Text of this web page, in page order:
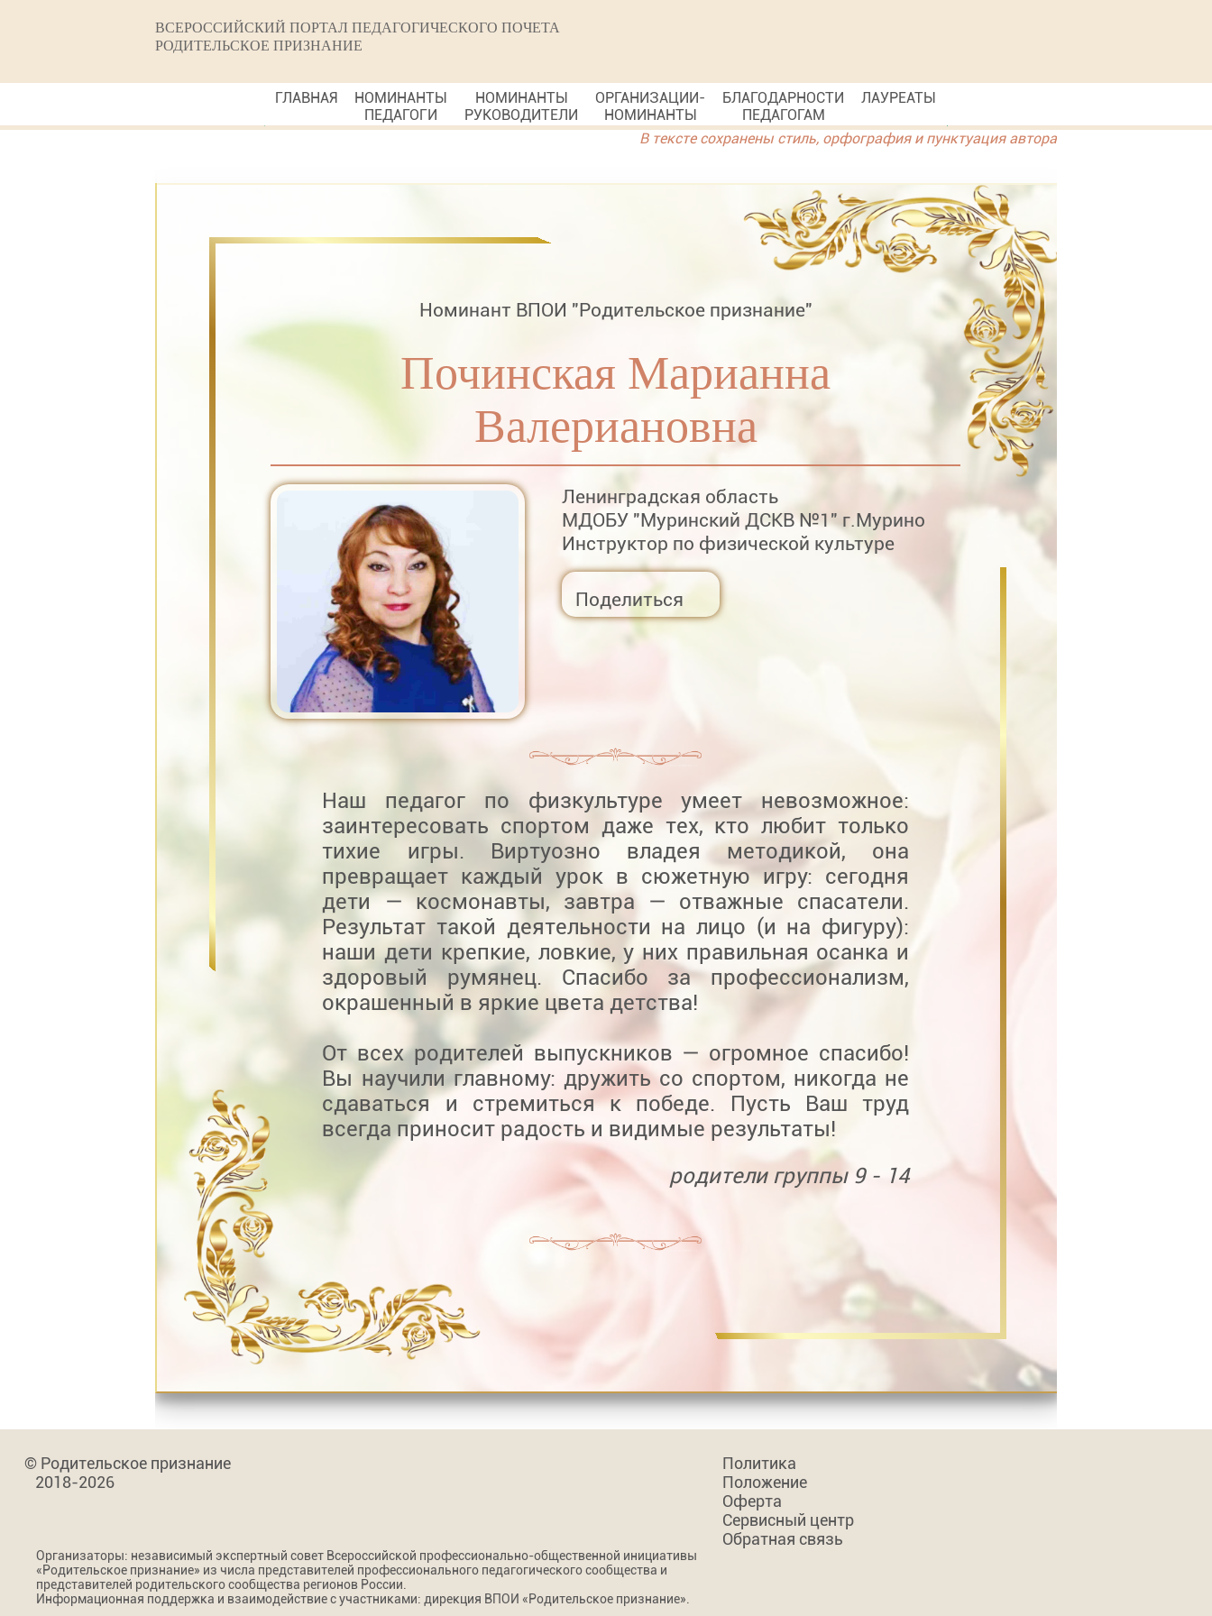
ВСЕРОССИЙСКИЙ ПОРТАЛ ПЕДАГОГИЧЕСКОГО ПОЧЕТА
РОДИТЕЛЬСКОЕ ПРИЗНАНИЕ
ГЛАВНАЯ
НОМИНАНТЫ
ПЕДАГОГИ
НОМИНАНТЫ
РУКОВОДИТЕЛИ
ОРГАНИЗАЦИИ-
НОМИНАНТЫ
БЛАГОДАРНОСТИ
ПЕДАГОГАМ
ЛАУРЕАТЫ
В тексте сохранены стиль, орфография и пунктуация автора
Номинант ВПОИ "Родительское признание"
Починская Марианна
Валериановна
Ленинградская область
МДОБУ "Муринский ДСКВ №1" г.Мурино
Инструктор по физической культуре
Поделиться
Наш педагог по физкультуре умеет невозможное:
заинтересовать спортом даже тех, кто любит только
тихие игры. Виртуозно владея методикой, она
превращает каждый урок в сюжетную игру: сегодня
дети — космонавты, завтра — отважные спасатели.
Результат такой деятельности на лицо (и на фигуру):
наши дети крепкие, ловкие, у них правильная осанка и
здоровый румянец. Спасибо за профессионализм,
окрашенный в яркие цвета детства!
От всех родителей выпускников — огромное спасибо!
Вы научили главному: дружить со спортом, никогда не
сдаваться и стремиться к победе. Пусть Ваш труд
всегда приносит радость и видимые результаты!
родители группы 9 - 14
© Родительское признание
2018-2026
Политика
Положение
Оферта
Сервисный центр
Обратная связь
Организаторы: независимый экспертный совет Всероссийской профессионально-общественной инициативы
«Родительское признание» из числа представителей профессионального педагогического сообщества и
представителей родительского сообщества регионов России.
Информационная поддержка и взаимодействие с участниками: дирекция ВПОИ «Родительское признание».